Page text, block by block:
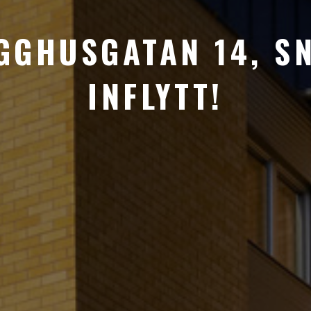
14,
INFLYTT!